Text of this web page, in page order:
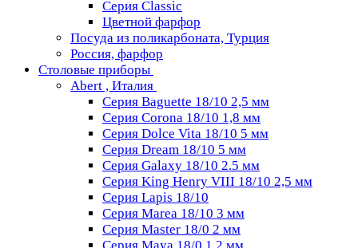
Серия Classiс
Цветной фарфор
Посуда из поликарбоната, Турция
Россия, фарфор
Столовые приборы
Abert , Италия
Серия Baguette 18/10 2,5 мм
Серия Corona 18/10 1,8 мм
Серия Dolce Vita 18/10 5 мм
Серия Dream 18/10 5 мм
Серия Galaxy 18/10 2.5 мм
Серия King Henry VIII 18/10 2,5 мм
Серия Lapis 18/10
Серия Marea 18/10 3 мм
Серия Master 18/0 2 мм